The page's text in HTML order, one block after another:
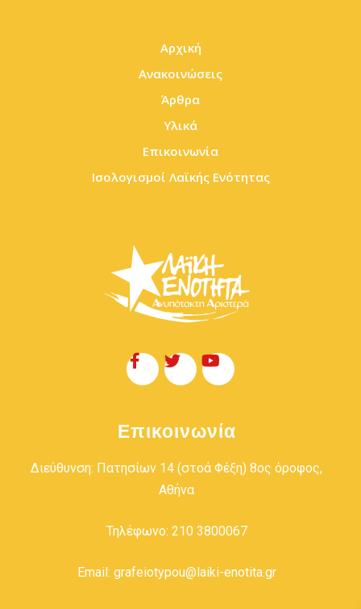
Αρχική
Ανακοινώσεις
Άρθρα
Υλικά
Επικοινωνία
Ισολογισμοί Λαϊκής Ενότητας
Επικοινωνία
Διεύθυνση: Πατησίων 14 (στοά Φέξη) 8ος όροφος,
Αθήνα
Τηλέφωνο: 210 3800067
Email: grafeiotypou@laiki-enotita.gr